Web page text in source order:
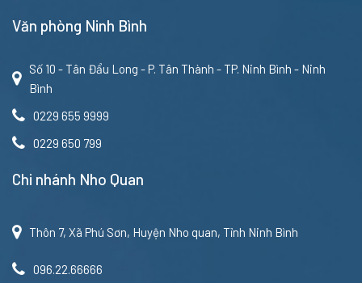
Văn phòng Ninh Bình
Số 10 - Tân Đẩu Long - P. Tân Thành - TP. Ninh Bình - Ninh
Bình
0229 655 9999
0229 650 799
Chi nhánh Nho Quan
Thôn 7, Xã Phú Sơn, Huyện Nho quan, Tỉnh Ninh Bình
096.22.66666